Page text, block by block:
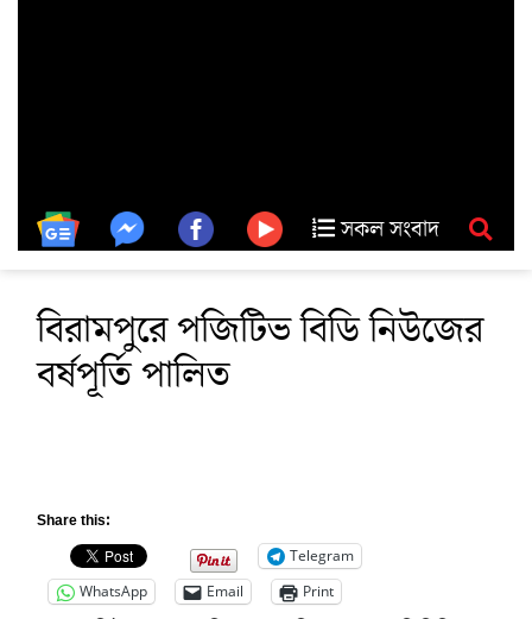
সকল সংবাদ
বিরামপুরে পজিটিভ বিডি নিউজের
বর্ষপূর্তি পালিত
Share this:
Telegram
WhatsApp
Email Print